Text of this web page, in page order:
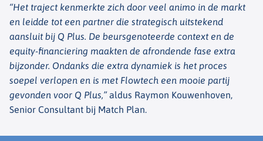
“Het traject kenmerkte zich door veel animo in de markt
en leidde tot een partner die strategisch uitstekend
aansluit bij Q Plus. De beursgenoteerde context en de
equity-financiering maakten de afrondende fase extra
bijzonder. Ondanks die extra dynamiek is het proces
soepel verlopen en is met Flowtech een mooie partij
gevonden voor Q Plus,”aldus Raymon Kouwenhoven,
Senior Consultant bij Match Plan.